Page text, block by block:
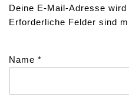
Deine E-Mail-Adresse
Erforderliche Felder sind
Name *